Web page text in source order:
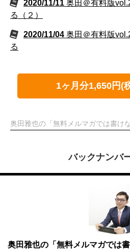
2020/11/11 奥田＠有料版
る（２）
2020/11/04 奥田＠有料版
る
1ヶ月分1,650円(
奥田雅也の「無料メルマガでは書け
バックナンバ
奥田雅也の「無料メルマガでは